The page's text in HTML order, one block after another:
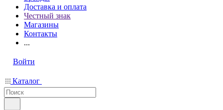
Доставка и оплата
Честный знак
Магазины
Контакты
...
Войти
Каталог